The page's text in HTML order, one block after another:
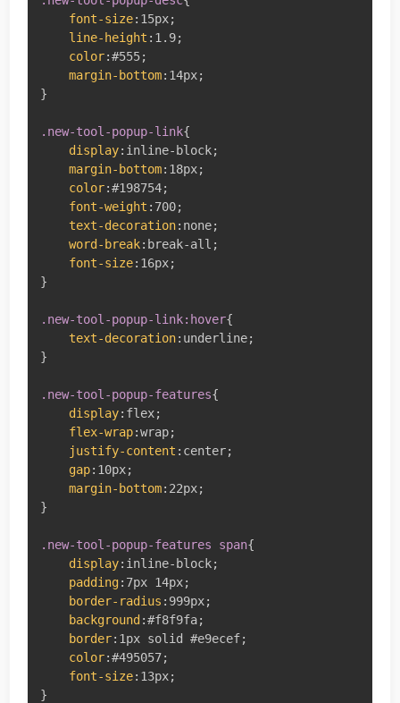
font-size: 15px;
line-height : 1.9;
color:#555;
margin-bottom: 14px;
}
.new-tool-popup-link{
display: inline-block;
margin-bottom: 18px;
color:#198754;
font-weight : 700;
text-decoration: none;
word-break: break-all ;
font-size: 16px;
}
.new-tool-popup-link:hover{
text-decoration: underline;
}
.new-tool-popup-features{
display: flex;
flex-wrap:wrap;
justify-content : center;
gap: 10px;
margin-bottom: 22px;
}
.new-tool-popup-features span{
display: inline-block;
padding: 7px 14px;
border-radius : 999px;
background :#f8f9fa;
border: 1px solid #e9ecef;
color:#495057;
font-size: 13px;
}